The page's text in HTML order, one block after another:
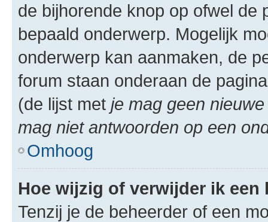
de bijhorende knop op ofwel de
bepaald onderwerp. Mogelijk
onderwerp kan aanmaken, de
forum staan onderaan de
(de lijst met je mag geen
mag niet antwoorden op een
Omhoog
Hoe wijzig of verwijder ik een
Tenzij je de beheerder of een